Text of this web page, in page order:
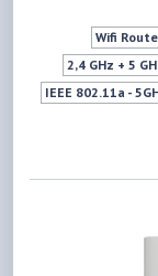
Wifi
2,4 GHz + 5
IEEE 802.11a -
IEEE